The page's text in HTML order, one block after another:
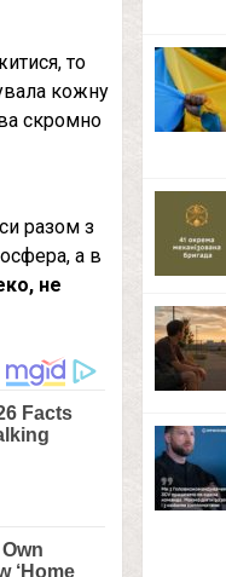
то
кожну
скромно
разом з
а в
не